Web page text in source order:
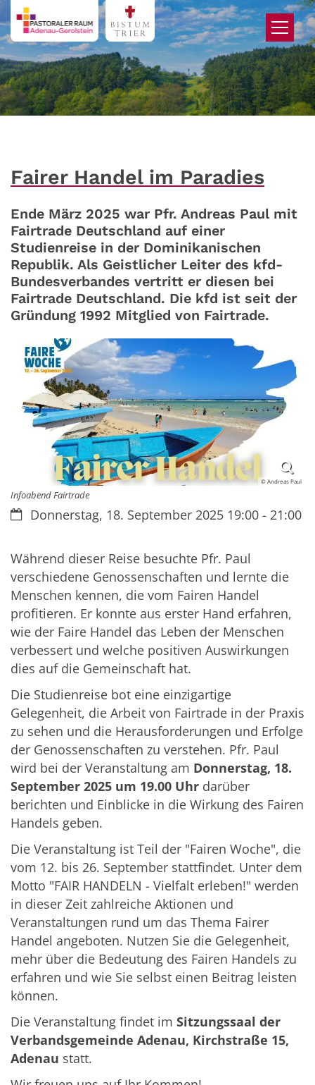
Zum Inhalt springen
Fairer Handel im Paradies
Ende März 2025 war Pfr. Andreas Paul mit
Fairtrade Deutschland auf einer
Studienreise in der Dominikanischen
Republik. Als Geistlicher Leiter des kfd-
Bundesverbandes vertritt er diesen bei
Fairtrade Deutschland. Die kfd ist seit der
Gründung 1992 Mitglied von Fairtrade.
© Andreas Paul
Infoabend Fairtrade
Datum:Donnerstag, 18. September 2025 19:00 - 21:00
Während dieser Reise besuchte Pfr. Paul
verschiedene Genossenschaften und lernte die
Menschen kennen, die vom Fairen Handel
profitieren. Er konnte aus erster Hand erfahren,
wie der Faire Handel das Leben der Menschen
verbessert und welche positiven Auswirkungen
dies auf die Gemeinschaft hat.
Die Studienreise bot eine einzigartige
Gelegenheit, die Arbeit von Fairtrade in der Praxis
zu sehen und die Herausforderungen und Erfolge
der Genossenschaften zu verstehen. Pfr. Paul
wird bei der Veranstaltung am Donnerstag, 18.
September 2025 um 19.00 Uhr darüber
berichten und Einblicke in die Wirkung des Fairen
Handels geben.
Die Veranstaltung ist Teil der "Fairen Woche", die
vom 12. bis 26. September stattfindet. Unter dem
Motto "FAIR HANDELN - Vielfalt erleben!" werden
in dieser Zeit zahlreiche Aktionen und
Veranstaltungen rund um das Thema Fairer
Handel angeboten. Nutzen Sie die Gelegenheit,
mehr über die Bedeutung des Fairen Handels zu
erfahren und wie Sie selbst einen Beitrag leisten
können.
Die Veranstaltung findet im Sitzungssaal der
Verbandsgemeinde Adenau, Kirchstraße 15,
Adenau statt.